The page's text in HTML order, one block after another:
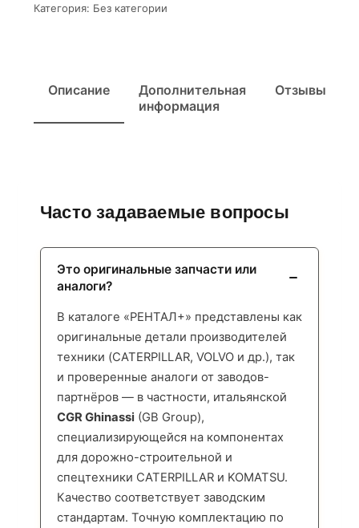
Категория: Без категории
Описание
Дополнительная
информация
Отзывы
Часто задаваемые вопросы
Это оригинальные запчасти или
аналоги?
В каталоге «РЕНТАЛ+» представлены как
оригинальные детали производителей
техники (CATERPILLAR, VOLVO и др.), так
и проверенные аналоги от заводов-
партнёров — в частности, итальянской
CGR Ghinassi (GB Group),
специализирующейся на компонентах
для дорожно-строительной и
спецтехники CATERPILLAR и KOMATSU.
Качество соответствует заводским
стандартам. Точную комплектацию по